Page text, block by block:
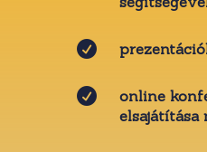


online
elsajátítása